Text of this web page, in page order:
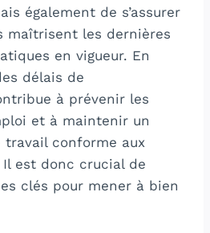
également de s’assurer
maîtrisent les dernières
en vigueur. En
délais de
à prévenir les
et à maintenir un
travail conforme aux
Il est donc crucial de
clés pour mener à bien